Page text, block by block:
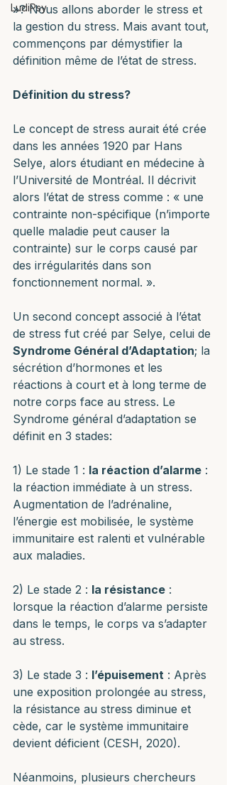
LudiPsy
»? Nous allons aborder le stress et
la gestion du stress. Mais avant tout,
commençons par démystifier la
définition même de l’état de stress.
Définition du stress?
Le concept de stress aurait été crée
dans les années 1920 par Hans
Selye, alors étudiant en médecine à
l’Université de Montréal. Il décrivit
alors l’état de stress comme : « une
contrainte non-spécifique (n’importe
quelle maladie peut causer la
contrainte) sur le corps causé par
des irrégularités dans son
fonctionnement normal. ».
Un second concept associé à l’état
de stress fut créé par Selye, celui de
Syndrome Général d’Adaptation; la
sécrétion d’hormones et les
réactions à court et à long terme de
notre corps face au stress. Le
Syndrome général d’adaptation se
définit en 3 stades:
1) Le stade 1 : la réaction d’alarme :
la réaction immédiate à un stress.
Augmentation de l’adrénaline,
l’énergie est mobilisée, le système
immunitaire est ralenti et vulnérable
aux maladies.
2) Le stade 2 : la résistance :
lorsque la réaction d’alarme persiste
dans le temps, le corps va s’adapter
au stress.
3) Le stade 3 : l’épuisement : Après
une exposition prolongée au stress,
la résistance au stress diminue et
cède, car le système immunitaire
devient déficient (CESH, 2020).
Néanmoins, plusieurs chercheurs